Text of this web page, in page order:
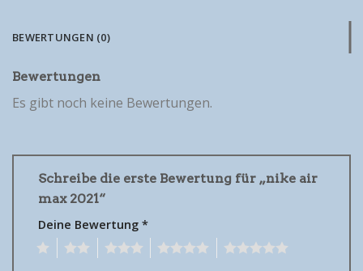
BEWERTUNGEN (0)
Bewertungen
Es gibt noch keine Bewertungen.
Schreibe die erste Bewertung für „nike air
max 2021“
Deine Bewertung *